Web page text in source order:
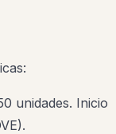
unidades. Inicio